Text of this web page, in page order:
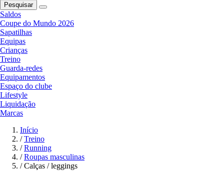
Pesquisar
Saldos
Coupe do Mundo 2026
Sapatilhas
Equipas
Crianças
Treino
Guarda-redes
Equipamentos
Espaço do clube
Lifestyle
Liquidação
Marcas
Início
/ Treino
/ Running
/ Roupas masculinas
/ Calças / leggings